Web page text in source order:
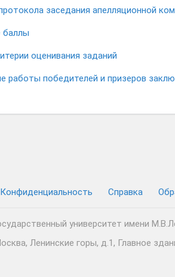
заседания апелляционной
баллы
оценивания заданий
работы победителей и призеров
Конфиденциальность Cправка
университет имени
Ленинские горы, д.1, Главное